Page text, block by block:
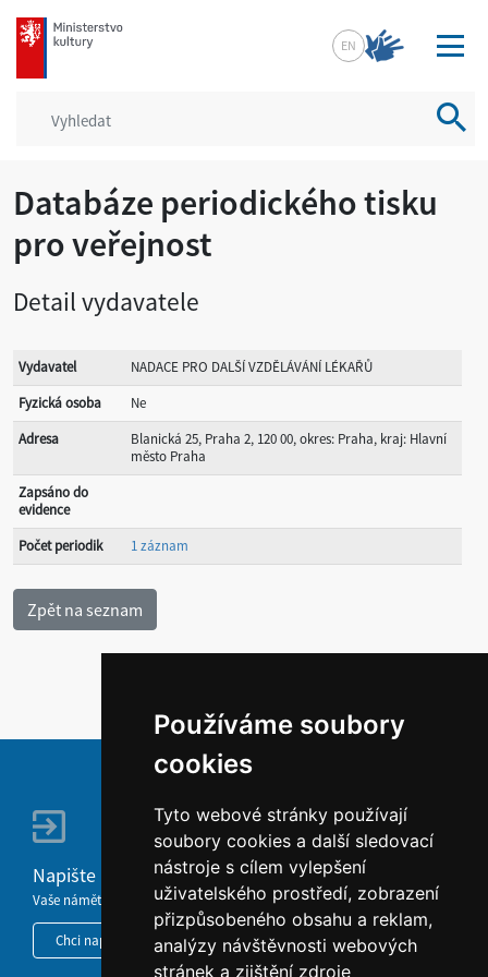
Používáme soubory
cookies
Tyto webové stránky používají
soubory cookies a další sledovací
nástroje s cílem vylepšení
uživatelského prostředí, zobrazení
přizpůsobeného obsahu a reklam,
analýzy návštěvnosti webových
stránek a zjištění zdroje
mkcr.cz
EN
Databáze periodického tisku
pro veřejnost
Detail vydavatele
Vydavatel
NADACE PRO DALŠÍ VZDĚLÁVÁNÍ LÉKAŘŮ
Fyzická osoba
Ne
Adresa
Blanická 25, Praha 2, 120 00, okres: Praha, kraj: Hlavní
město Praha
Zapsáno do
evidence
Počet periodik
1 záznam
Napište nám
Vaše náměty, komentáře, připomínky a dotazy nezůstanou bez odezvy.
Chci napsat MKČR